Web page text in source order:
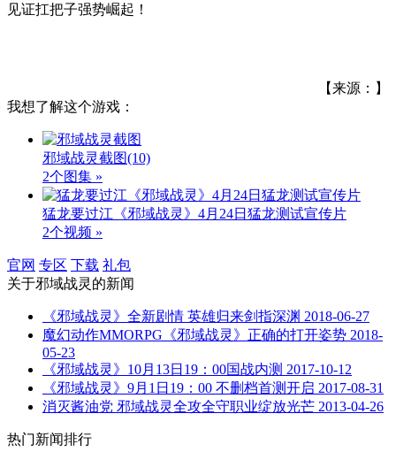
见证扛把子强势崛起！
【来源：】
我想了解这个游戏：
邪域战灵截图(10)
2个图集 »
猛龙要过江《邪域战灵》4月24日猛龙测试宣传片
2个视频 »
官网 专区 下载 礼包
关于邪域战灵 的新闻
《邪域战灵》全新剧情 英雄归来剑指深渊 2018-06-27
魔幻动作MMORPG《邪域战灵》正确的打开姿势 2018-
05-23
《邪域战灵》10月13日19：00国战内测 2017-10-12
《邪域战灵》9月1日19：00 不删档首测开启 2017-08-31
消灭酱油党 邪域战灵全攻全守职业绽放光芒 2013-04-26
热门新闻排行